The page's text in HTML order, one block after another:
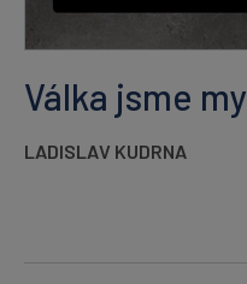
Válka jsme my
LADISLAV KUDRNA